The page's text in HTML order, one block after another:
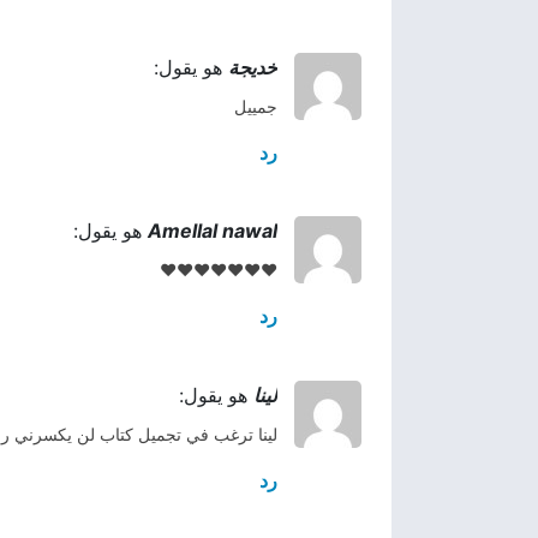
خديجة هو يقول:
جمييل
رد
Amellal nawal هو يقول:
♥️♥️♥️♥️♥️♥️♥️
رد
لينا هو يقول:
لينا ترغب في تجميل كتاب لن يكسرني
رد